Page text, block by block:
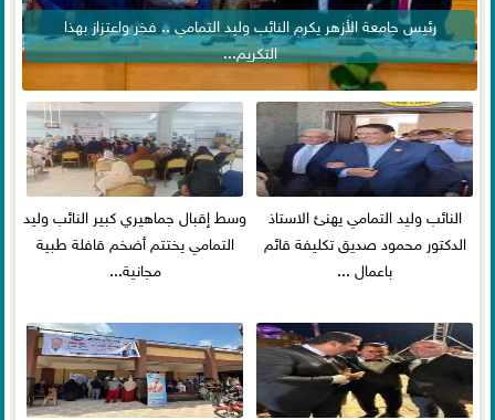
رئيس جامعة الأزهر يكرم النائب وليد التمامي .. فخر واعتزاز بهذا
التكريم...
النائب وليد التمامي يهنئ الاستاذ
الدكتور محمود صديق تكليفة قائم
باعمال ...
وسط إقبال جماهيري كبير النائب وليد
التمامي يختتم أضخم قافلة طبية
مجانية...